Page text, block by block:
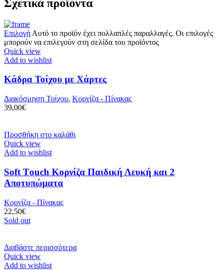
Σχετικά προϊόντα
Επιλογή Αυτό το προϊόν έχει πολλαπλές παραλλαγές. Οι επιλογές
μπορούν να επιλεγούν στη σελίδα του προϊόντος
Quick view
Add to wishlist
Κάδρα Τοίχου με Χάρτες
Διακόσμηση Τοίχου, Κορνίζα - Πίνακας
39,00€
Προσθήκη στο καλάθι
Quick view
Add to wishlist
Soft Τouch Κορνίζα Παιδική Λευκή και 2
Αποτυπώματα
Κορνίζα - Πίνακας
22,50€
Sold out
Διαβάστε περισσότερα
Quick view
Add to wishlist